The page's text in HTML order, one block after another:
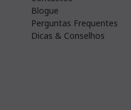
Blogue
Perguntas Frequentes
Dicas & Conselhos